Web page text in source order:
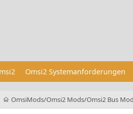
Omsi2 Systemanforderungen
OmsiMods Omsi2 Mods Omsi2 Bus